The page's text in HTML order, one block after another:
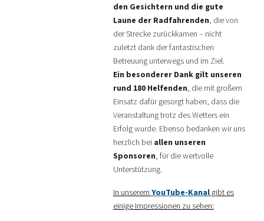
den Gesichtern und die gute
Laune der Radfahrenden, die von
der Strecke zurückkamen – nicht
zuletzt dank der fantastischen
Betreuung unterwegs und im Ziel.
Ein besonderer Dank gilt unseren
rund 180 Helfenden, die mit großem
Einsatz dafür gesorgt haben, dass die
Veranstaltung trotz des Wetters ein
Erfolg wurde. Ebenso bedanken wir uns
herzlich bei allen unseren
Sponsoren, für die wertvolle
Unterstützung.
In unserem YouTube-Kanal gibt es
einige Impressionen zu sehen: